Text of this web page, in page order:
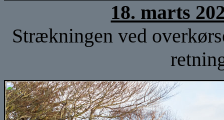
18. marts
Strækningen ved